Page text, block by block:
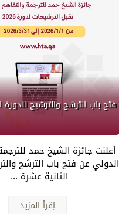
فتح باب الترشح والترشيح للدورة
أعلنت جائزة الشيخ حمد
الدولي عن فتح باب الترشح
الثانية عشرة ...
إقرأ المزيد